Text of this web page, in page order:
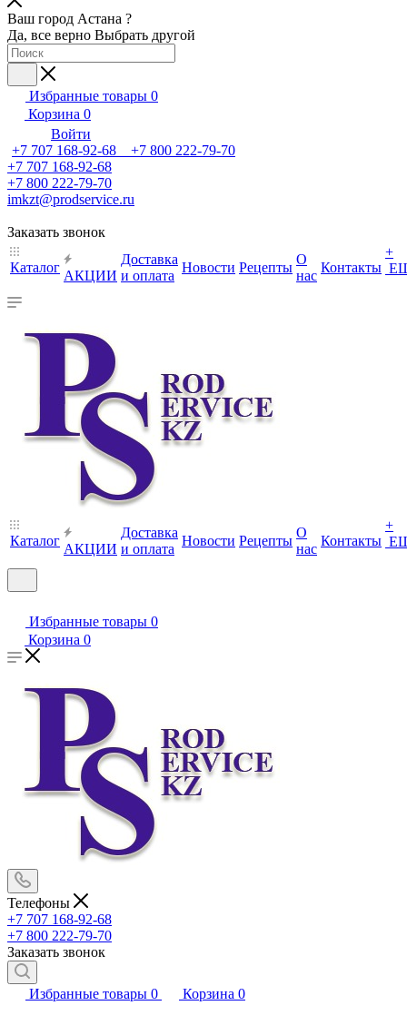
Ваш город Астана ?
Да, все верно Выбрать другой
Избранные товары 0
Корзина 0
Войти
+7 707 168-92-68 +7 800 222-79-70
+7 707 168-92-68
+7 800 222-79-70
imkzt@prodservice.ru
Заказать звонок
Каталог
АКЦИИ
Доставка
и оплата
Новости Рецепты
О
нас
Контакты
+
Каталог
АКЦИИ
Доставка
и оплата
Новости Рецепты
О
нас
Контакты
+
Избранные товары 0
Корзина 0
Телефоны
+7 707 168-92-68
+7 800 222-79-70
Заказать звонок
Избранные товары 0 Корзина 0